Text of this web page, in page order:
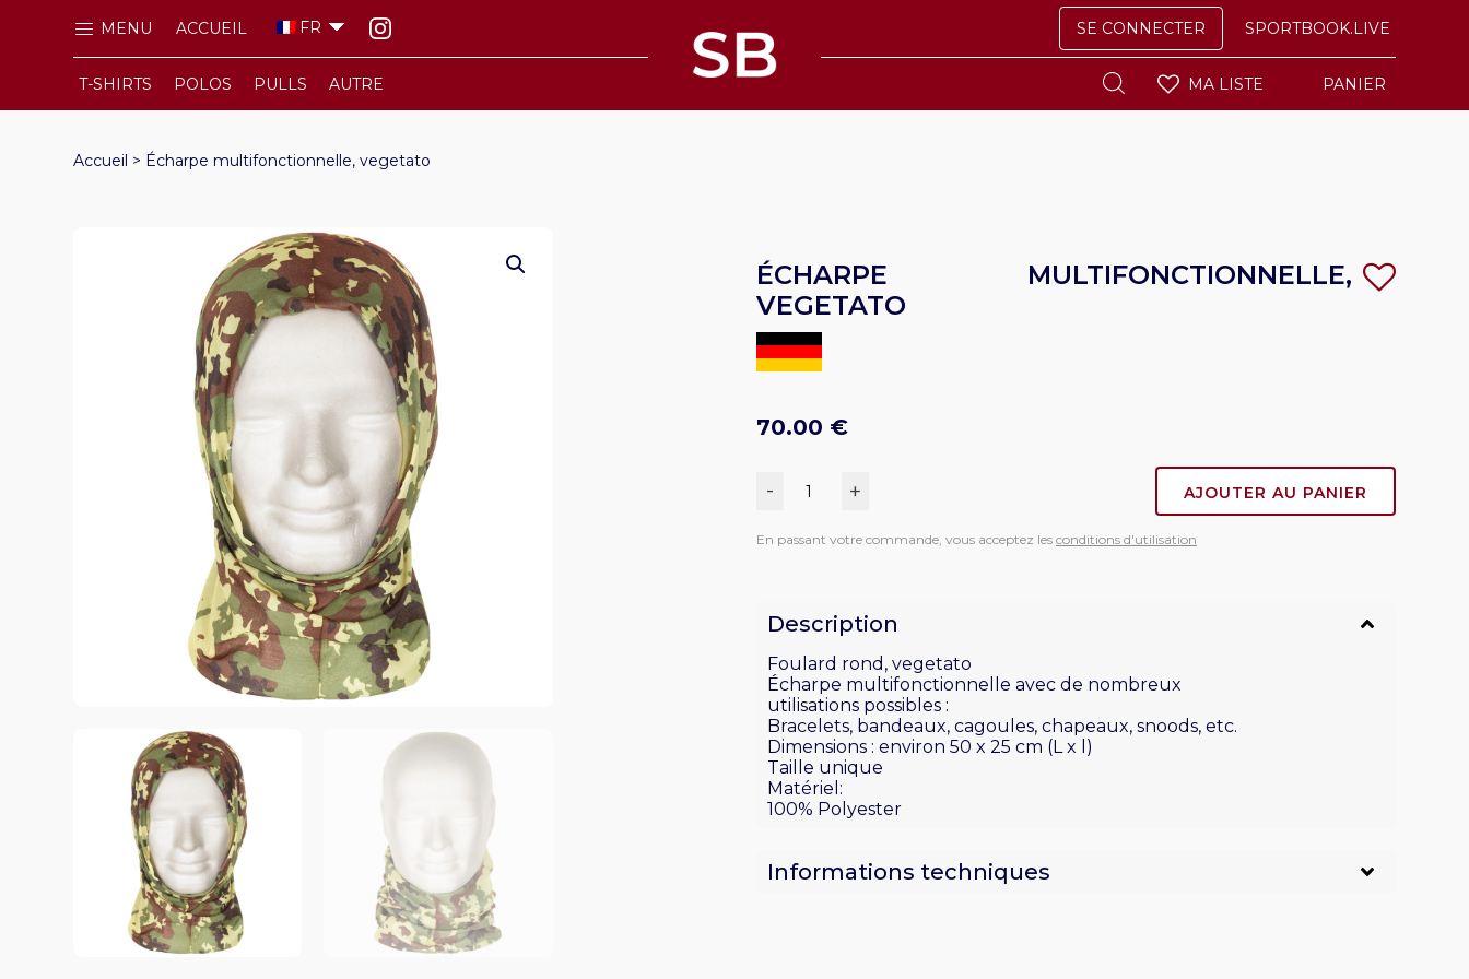
MENU ACCUEIL FR
T-SHIRTS POLOS PULLS AUTRE
SE CONNECTER SPORTBOOK.LIVE
MA LISTE PANIER
Accueil > Écharpe multifonctionnelle, vegetato
ÉCHARPE MULTIFONCTIONNELLE,
VEGETATO
70.00 €
-
Écharpe
+ AJOUTER AU PANIER
En passant votre commande, vous acceptez les conditions d'utilisation
Description
Foulard rond, vegetato
Écharpe multifonctionnelle avec de nombreux
utilisations possibles :
Bracelets, bandeaux, cagoules, chapeaux, snoods, etc.
Dimensions : environ 50 x 25 cm (L x l)
Taille unique
Matériel:
100% Polyester
Informations techniques